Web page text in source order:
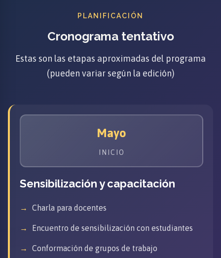
PLANIFICACIÓN
Cronograma tentativo
Estas son las etapas aproximadas del programa
(pueden variar según la edición)
Mayo
INICIO
Sensibilización y capacitación
Charla para docentes
Encuentro de sensibilización con estudiantes
Conformación de grupos de trabajo